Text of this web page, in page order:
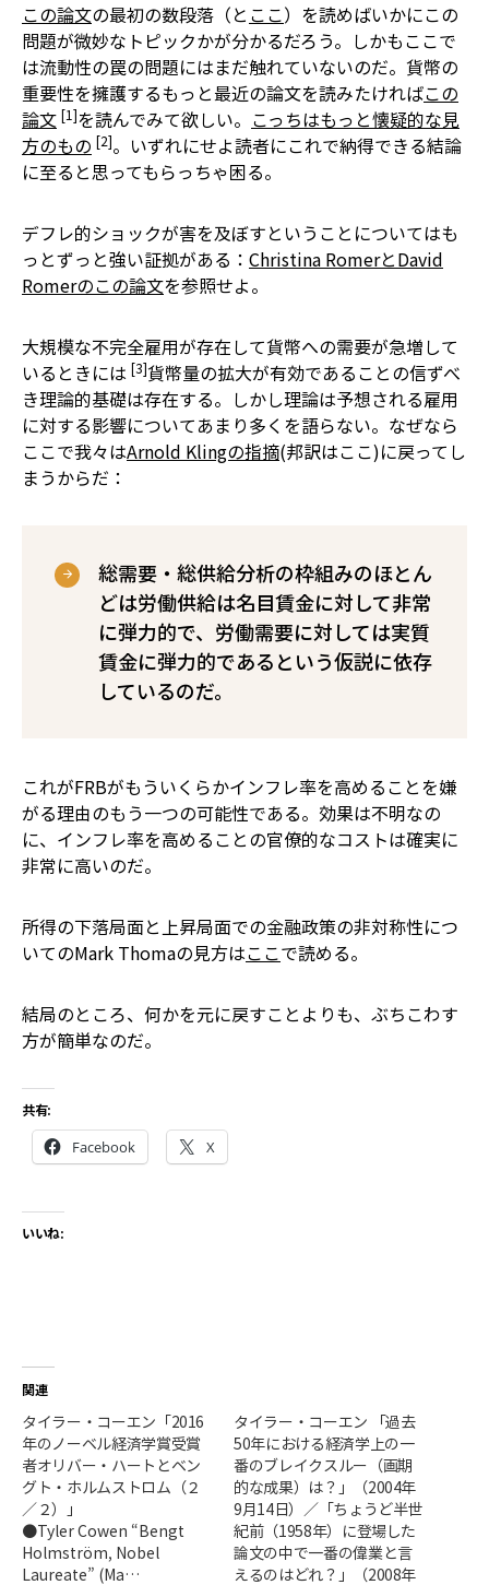
この論文の最初の数段落（と ここ）を読めばいかにこの
問題が微妙なトピックかが分かるだろう。しかもここで
は流動性の罠の問題にはまだ触れていないのだ。貨幣の
重要性を擁護するもっと最近の論文を読みたければこの
論文 [1]を読んでみて欲しい。 こっちはもっと懐疑的な見
方のもの [2]。いずれにせよ読者にこれで納得できる結論
に至ると思ってもらっちゃ困る。
デフレ的ショックが害を及ぼすということについてはも
っとずっと強い証拠がある： Christina RomerとDavid
Romerのこの論文を参照せよ。
大規模な不完全雇用が存在して貨幣への需要が急増して
いるときには [3]貨幣量の拡大が有効であることの信ずべ
き理論的基礎は存在する。しかし理論は予想される雇用
に対する影響についてあまり多くを語らない。なぜなら
ここで我々はArnold Klingの指摘(邦訳はここ)に戻ってし
まうからだ：
総需要・総供給分析の枠組みのほとん
どは労働供給は名目賃金に対して非常
に弾力的で、労働需要に対しては実質
賃金に弾力的であるという仮説に依存
しているのだ。
これがFRBがもういくらかインフレ率を高めることを嫌
がる理由のもう一つの可能性である。効果は不明なの
に、インフレ率を高めることの官僚的なコストは確実に
非常に高いのだ。
所得の下落局面と上昇局面での金融政策の非対称性につ
いてのMark Thomaの見方はここで読める。
結局のところ、何かを元に戻すことよりも、ぶちこわす
方が簡単なのだ。
共有:
Facebook X
いいね:
関連
タイラー・コーエン「2016
年のノーベル経済学賞受賞
者オリバー・ハートとベン
グト・ホルムストロム（２
／２）」
●Tyler Cowen “Bengt
Holmström, Nobel
Laureate” (Ma…
タイラー・コーエン 「過去
50年における経済学上の一
番のブレイクスルー（画期
的な成果）は？」（2004年
9月14日）／「ちょうど半世
紀前（1958年）に登場した
論文の中で一番の偉業と言
えるのはどれ？」（2008年